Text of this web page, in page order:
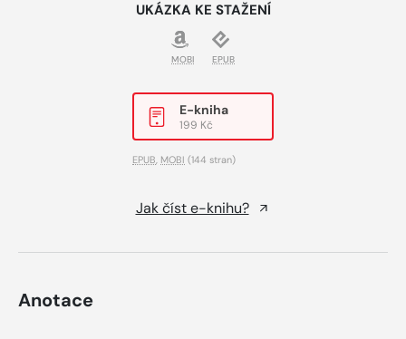
UKÁZKA KE STAŽENÍ
MOBI EPUB
E-kniha
199 Kč
EPUB, MOBI (144 stran)
Jak číst e-knihu?
Anotace